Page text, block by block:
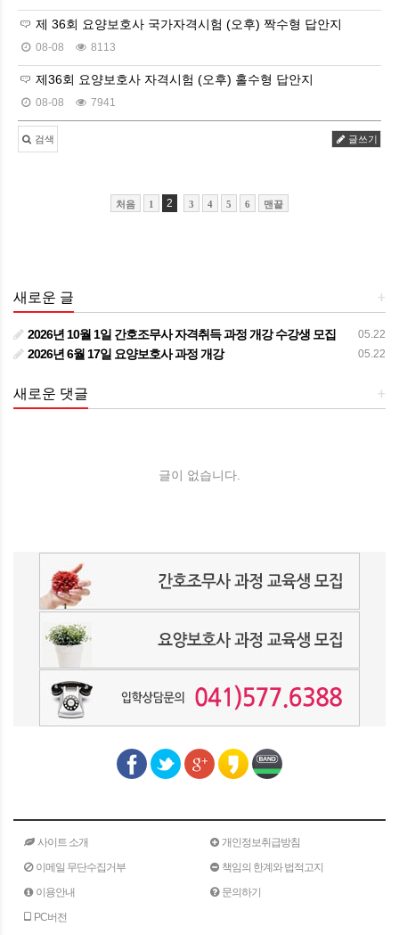
제 36회 요양보호사 국가자격시험 (오후) 짝수형 답안지
08-08 8113
제36회 요양보호사 자격시험 (오후) 홀수형 답안지
08-08 7941
검색 글쓰기
처음 1 2 3 4 5 6 맨끝
+
새로운 글
05.22
2026년 10월 1일 간호조무사 자격취득 과정 개강 수강생 모집
05.22
2026년 6월 17일 요양보호사 과정 개강
+
새로운 댓글
글이 없습니다.
사이트 소개
개인정보취급방침
이메일 무단수집거부
책임의 한계와 법적고지
이용안내
문의하기
PC버전